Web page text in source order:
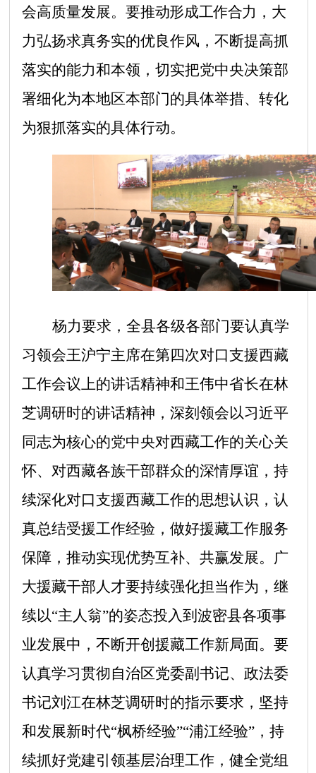
会高质量发展。要推动形成工作合力，大
力弘扬求真务实的优良作风，不断提高抓
落实的能力和本领，切实把党中央决策部
署细化为本地区本部门的具体举措、转化
为狠抓落实的具体行动。
杨力要求，全县各级各部门要认真学
习领会王沪宁主席在第四次对口支援西藏
工作会议上的讲话精神和王伟中省长在林
芝调研时的讲话精神，深刻领会以习近平
同志为核心的党中央对西藏工作的关心关
怀、对西藏各族干部群众的深情厚谊，持
续深化对口支援西藏工作的思想认识，认
真总结受援工作经验，做好援藏工作服务
保障，推动实现优势互补、共赢发展。广
大援藏干部人才要持续强化担当作为，继
续以“主人翁”的姿态投入到波密县各项事
业发展中，不断开创援藏工作新局面。要
认真学习贯彻自治区党委副书记、政法委
书记刘江在林芝调研时的指示要求，坚持
和发展新时代“枫桥经验”“浦江经验” ，持
续抓好党建引领基层治理工作，健全党组